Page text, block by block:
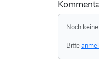
Noch
Bitte